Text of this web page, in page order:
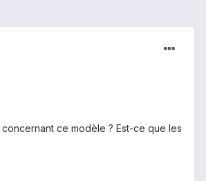
ce modèle ? Est-ce que les